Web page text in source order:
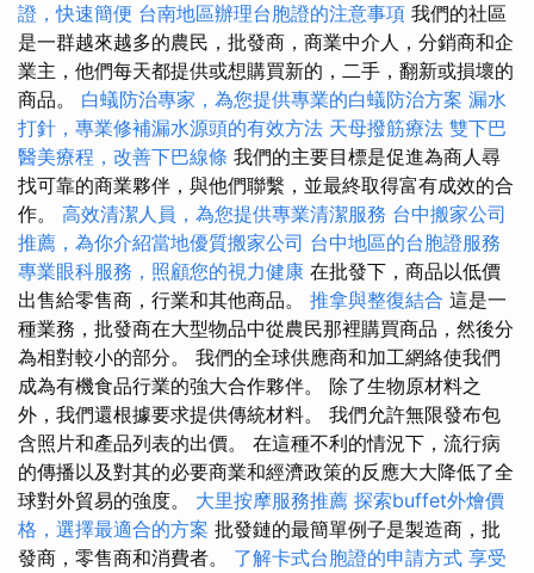
證，快速簡便 台南地區辦理台胞證的注意事項 我們的社區
是一群越來越多的農民，批發商，商業中介人，分銷商和企
業主，他們每天都提供或想購買新的，二手，翻新或損壞的
商品。 白蟻防治專家，為您提供專業的白蟻防治方案 漏水
打針，專業修補漏水源頭的有效方法 天母撥筋療法 雙下巴
醫美療程，改善下巴線條 我們的主要目標是促進為商人尋
找可靠的商業夥伴，與他們聯繫，並最終取得富有成效的合
作。 高效清潔人員，為您提供專業清潔服務 台中搬家公司
推薦，為你介紹當地優質搬家公司 台中地區的台胞證服務
專業眼科服務，照顧您的視力健康 在批發下，商品以低價
出售給零售商，行業和其他商品。 推拿與整復結合 這是一
種業務，批發商在大型物品中從農民那裡購買商品，然後分
為相對較小的部分。 我們的全球供應商和加工網絡使我們
成為有機食品行業的強大合作夥伴。 除了生物原材料之
外，我們還根據要求提供傳統材料。 我們允許無限發布包
含照片和產品列表的出價。 在這種不利的情況下，流行病
的傳播以及對其的必要商業和經濟政策的反應大大降低了全
球對外貿易的強度。 大里按摩服務推薦 探索buffet外燴價
格，選擇最適合的方案 批發鏈的最簡單例子是製造商，批
發商，零售商和消費者。 了解卡式台胞證的申請方式 享受